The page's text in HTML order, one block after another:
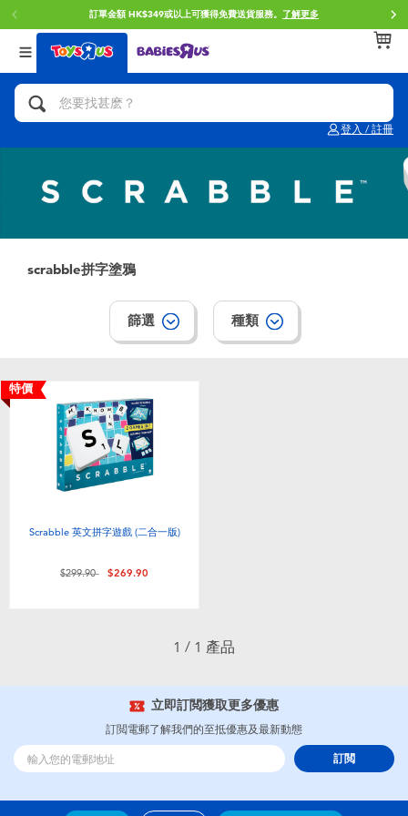
訂單金額 HK$349或以上可獲得免費送貨服務。 了解更多
登入 / 註冊
返回
分類目錄
人氣英雄,角色扮演,射擊玩具
拼砌組合及樂高LEGO
玩具車,貨車,火車及遙控系列
手工藝,文具,蠟筆,泥膠,畫板
電子玩具
遊戲及拼圖系列
戶外及運動用品
毛毛公仔玩具
夏日用品
返回
品牌
Brunch Brother 早午餐兄弟
Spider-Man蜘蛛俠
Mini Brands
Play-Doh培樂多
playpop
LEGO樂高
Fuggler
返回
年齢
0~2歳
5~7歳
8~11歳
12~14歳
scrabble拼字塗鴉
篩選 種類
特價
Scrabble 英文拼字遊戲 (二合一版)
價格從
$299.90至$269.90
1 / 1 產品
立即訂閲獲取更多優惠
訂閲電郵了解我們的至抵優惠及最新動態
訂閲